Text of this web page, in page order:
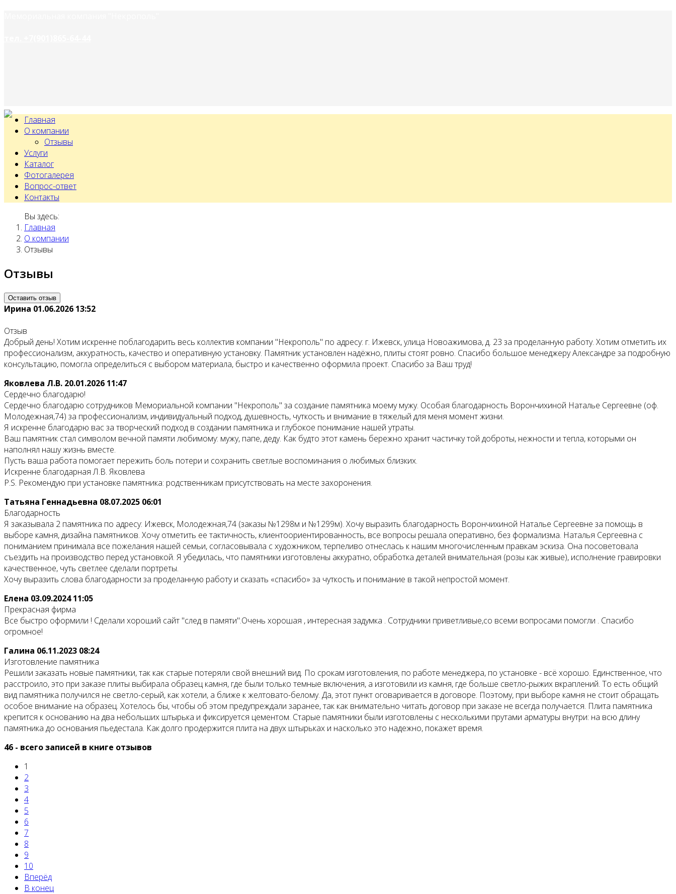
Главная
О компании
Отзывы
Услуги
Каталог
Фотогалерея
Вопрос-ответ
Контакты
Вы здесь:
Главная
О компании
Отзывы
Отзывы
Оставить отзыв
Ирина 01.06.2026 13:52
Отзыв
Добрый день! Хотим искренне поблагодарить весь коллектив компании "Некрополь" по адресу: г. Ижевск, улица Новоажимова, д. 23 за проделанную работу. Хотим отметить их
профессионализм, аккуратность, качество и оперативную установку. Памятник установлен надёжно, плиты стоят ровно. Спасибо большое менеджеру Александре за подробную
консультацию, помогла определиться с выбором материала, быстро и качественно оформила проект. Спасибо за Ваш труд!
Яковлева Л.В. 20.01.2026 11:47
Сердечно благодарю!
Сердечно благодарю сотрудников Мемориальной компании "Некрополь" за создание памятника моему мужу. Особая благодарность Ворончихиной Наталье Сергеевне (оф.
Молодежная,74) за профессионализм, индивидуальный подход, душевность, чуткость и внимание в тяжелый для меня момент жизни.
Я искренне благодарю вас за творческий подход в создании памятника и глубокое понимание нашей утраты.
Ваш памятник стал символом вечной памяти любимому: мужу, папе, деду. Как будто этот камень бережно хранит частичку той доброты, нежности и тепла, которыми он
наполнял нашу жизнь вместе.
Пусть ваша работа помогает пережить боль потери и сохранить светлые воспоминания о любимых близких.
Искренне благодарная Л.В. Яковлева
P.S. Рекомендую при установке памятника: родственникам присутствовать на месте захоронения.
Татьяна Геннадьевна 08.07.2025 06:01
Благодарность
Я заказывала 2 памятника по адресу: Ижевск, Молодежная,74 (заказы №1298м и №1299м). Хочу выразить благодарность Ворончихиной Наталье Сергеевне за помощь в
выборе камня, дизайна памятников. Хочу отметить ее тактичность, клиентоориентированность, все вопросы решала оперативно, без формализма. Наталья Сергеевна с
пониманием принимала все пожелания нашей семьи, согласовывала с художником, терпеливо отнеслась к нашим многочисленным правкам эскиза. Она посоветовала
съездить на производство перед установкой. Я убедилась, что памятники изготовлены аккуратно, обработка деталей внимательная (розы как живые), исполнение гравировки
качественное, чуть светлее сделали портреты.
Хочу выразить слова благодарности за проделанную работу и сказать «спасибо» за чуткость и понимание в такой непростой момент.
Елена 03.09.2024 11:05
Прекрасная фирма
Все быстро оформили ! Сделали хороший сайт "след в памяти".Очень хорошая , интересная задумка . Сотрудники приветливые,со всеми вопросами помогли . Спасибо
огромное!
Галина 06.11.2023 08:24
Изготовление памятника
Решили заказать новые памятники, так как старые потеряли свой внешний вид. По срокам изготовления, по работе менеджера, по установке - всё хорошо. Единственное, что
расстроило, это при заказе плиты выбирала образец камня, где были только темные включения, а изготовили из камня, где больше светло-рыжих вкраплений. То есть общий
вид памятника получился не светло-серый, как хотели, а ближе к желтовато-белому. Да, этот пункт оговаривается в договоре. Поэтому, при выборе камня не стоит обращать
особое внимание на образец. Хотелось бы, чтобы об этом предупреждали заранее, так как внимательно читать договор при заказе не всегда получается. Плита памятника
крепится к основанию на два небольших штырька и фиксируется цементом. Старые памятники были изготовлены с несколькими прутами арматуры внутри: на всю длину
памятника до основания пьедестала. Как долго продержится плита на двух штырьках и насколько это надежно, покажет время.
46 - всего записей в книге отзывов
1
2
3
4
5
6
7
8
9
10
Вперёд
В конец